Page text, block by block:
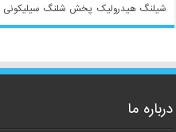
شیلنگ هیدرولیک پخش شلنگ سیلیکونی
درباره ما